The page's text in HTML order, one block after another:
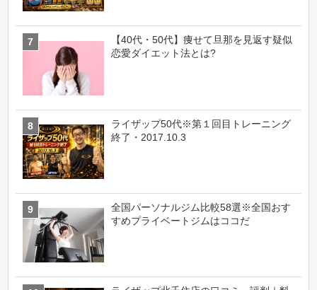
【40代・50代】痩せて旦那を見返す疑似
恋愛ダイエット法とは?
ライザップ50代※第１回目トレーニング
終了・2017.10.3
全国パーソナルジム比較58選※全国おす
すめプライベートジムはココだ